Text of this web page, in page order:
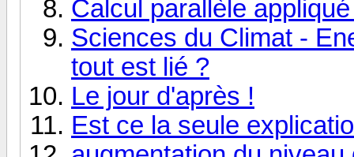
Calcul parallèle
Sciences du Climat -
tout est lié ?
Le jour d'après !
Est ce la seule